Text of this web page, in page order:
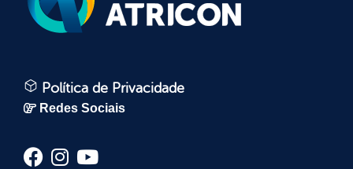
Política de Privacidade
Redes Sociais